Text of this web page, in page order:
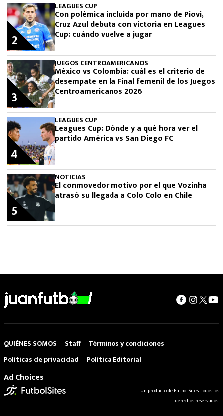
LEAGUES CUP
Con polémica incluida por mano de Piovi,
Cruz Azul debuta con victoria en Leagues
Cup: cuándo vuelve a jugar
2
JUEGOS CENTROAMERICANOS
México vs Colombia: cuál es el criterio de
desempate en la Final femenil de los Juegos
Centroamericanos 2026
3
LEAGUES CUP
Leagues Cup: Dónde y a qué hora ver el
partido América vs San Diego FC
4
NOTICIAS
El conmovedor motivo por el que Vozinha
atrasó su llegada a Colo Colo en Chile
5
QUIÉNES SOMOS Staff
Términos y condiciones
Políticas de privacidad
Política Editorial
Ad Choices
Un producto de Futbol Sites. Todos los
derechos reservados.